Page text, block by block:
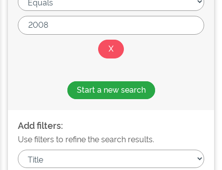
Start a new search
Add filters:
Use filters to refine the search results.